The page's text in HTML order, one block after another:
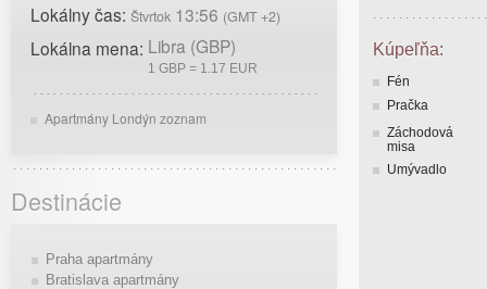
Kúpeľňa:
Fén
Pračka
Záchodová
misa
Umývadlo
Lokálny čas: Štvrtok 13:56 (GMT +2)
Lokálna mena: Libra (GBP)
1 GBP = 1.17 EUR
Apartmány Londýn zoznam
Destinácie
Praha apartmány
Bratislava apartmány